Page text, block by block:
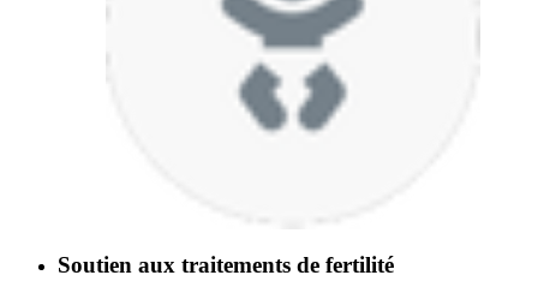
Soutien aux traitements de fertilité